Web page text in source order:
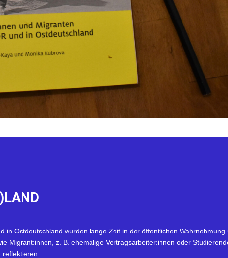
in Ostdeutschland wurden lange Zeit in der öffentlichen Wahrnehmung
Migrant:innen, z. B. ehemalige Vertragsarbeiter:innen oder